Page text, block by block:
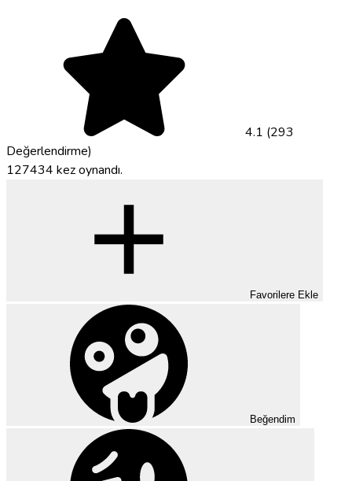
4.1 (293
Değerlendirme)
127434 kez oynandı.
Favorilere Ekle
Beğendim